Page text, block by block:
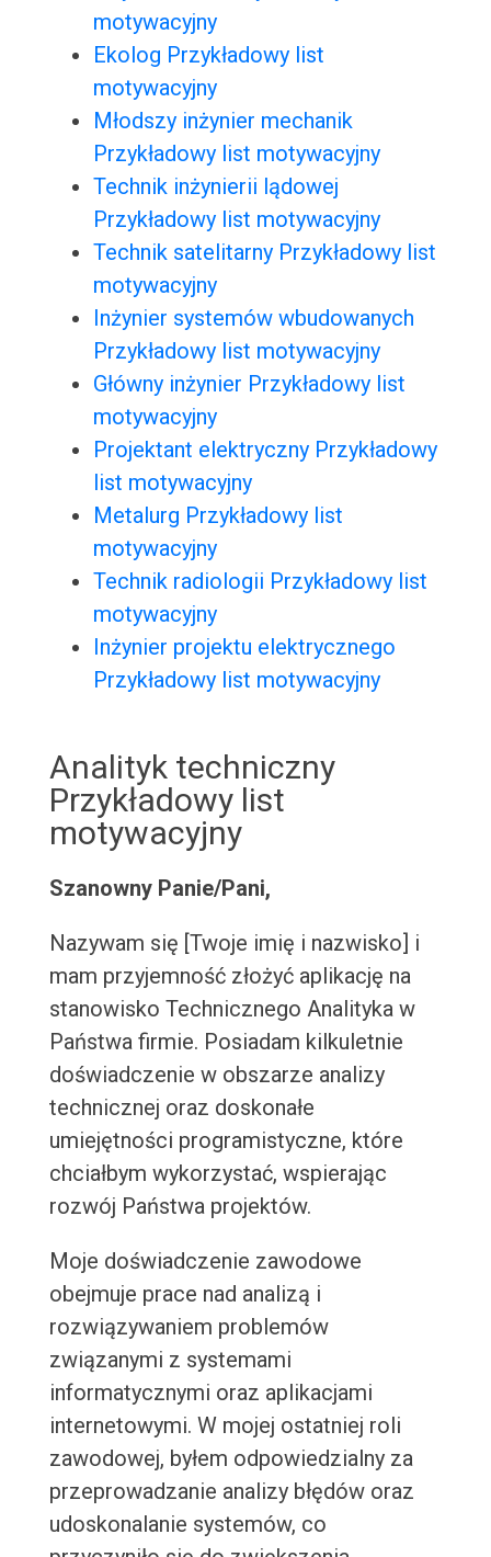
motywacyjny
Ekolog Przykładowy list
motywacyjny
Młodszy inżynier mechanik
Przykładowy list motywacyjny
Technik inżynierii lądowej
Przykładowy list motywacyjny
Technik satelitarny Przykładowy list
motywacyjny
Inżynier systemów wbudowanych
Przykładowy list motywacyjny
Główny inżynier Przykładowy list
motywacyjny
Projektant elektryczny Przykładowy
list motywacyjny
Metalurg Przykładowy list
motywacyjny
Technik radiologii Przykładowy list
motywacyjny
Inżynier projektu elektrycznego
Przykładowy list motywacyjny
Analityk techniczny
Przykładowy list
motywacyjny
Szanowny Panie/Pani,
Nazywam się [Twoje imię i nazwisko] i
mam przyjemność złożyć aplikację na
stanowisko Technicznego Analityka w
Państwa firmie. Posiadam kilkuletnie
doświadczenie w obszarze analizy
technicznej oraz doskonałe
umiejętności programistyczne, które
chciałbym wykorzystać, wspierając
rozwój Państwa projektów.
Moje doświadczenie zawodowe
obejmuje prace nad analizą i
rozwiązywaniem problemów
związanymi z systemami
informatycznymi oraz aplikacjami
internetowymi. W mojej ostatniej roli
zawodowej, byłem odpowiedzialny za
przeprowadzanie analizy błędów oraz
udoskonalanie systemów, co